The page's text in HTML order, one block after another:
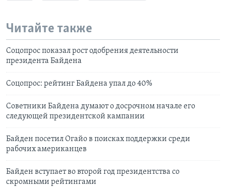
Читайте также
Соцопрос показал рост одобрения деятельности
президента Байдена
Соцопрос: рейтинг Байдена упал до 40%
Советники Байдена думают о досрочном начале его
следующей президентской кампании
Байден посетил Огайо в поисках поддержки среди
рабочих американцев
Байден вступает во второй год президентства со
скромными рейтингами